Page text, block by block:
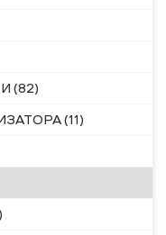
(82)
(11)